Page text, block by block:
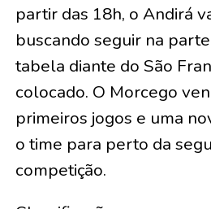
partir das 18h, o Andirá
buscando seguir na
tabela diante do São
colocado. O Morcego
primeiros jogos e uma
o time para perto da
competição.